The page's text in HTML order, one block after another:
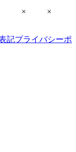
×
×
記プライバシーポ